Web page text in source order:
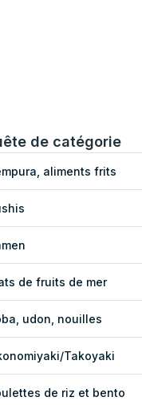
de catégorie
aliments frits
de fruits de mer
udon, nouilles
Takoyaki
de riz et bento